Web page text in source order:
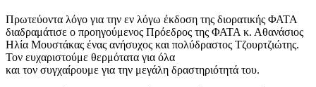
Πρωτεύοντα λόγο για την εν λόγω έκδοση της διορατικής ΦΑΤΑ
διαδραμάτισε ο προηγούμενος Πρόεδρος της ΦΑΤΑ κ. Αθανάσιος
Ηλία Μουστάκας ένας ανήσυχος και πολύδραστος Τζουρτζιώτης.
Τον ευχαριστούμε θερμότατα για όλα
και τον συγχαίρουμε για την μεγάλη δραστηριότητά του.